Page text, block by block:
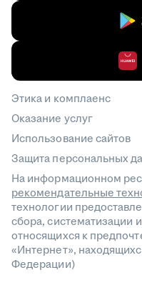
Этика и комплаенс
Оказание услуг
Использование сайтов
Защита персональных
На информационном
рекомендательные
технологии
сбора, систематизации
относящихся к
«Интернет»,
Федерации)